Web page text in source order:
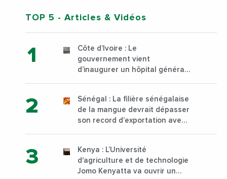
TOP 5 - Articles & Vidéos
Côte d’Ivoire : Le
gouvernement vient
d’inaugurer un hôpital général
Sénégal : La filière sénégalaise
de la mangue devrait dépasser
son record d’exportation avec
Kenya : L’Université
d'agriculture et de technologie
Jomo Kenyatta va ouvrir un